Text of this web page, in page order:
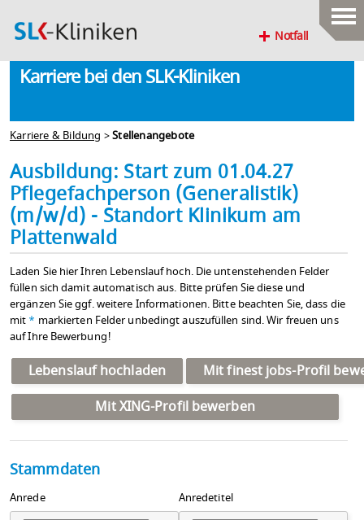
Notfall
Karriere bei den SLK-Kliniken
Karriere & Bildung >Stellenangebote
Ausbildung: Start zum 01.04.27
Pflegefachperson (Generalistik)
(m/w/d) - Standort Klinikum am
Plattenwald
Laden Sie hier Ihren Lebenslauf hoch. Die untenstehenden Felder
füllen sich damit automatisch aus. Bitte prüfen Sie diese und
ergänzen Sie ggf. weitere Informationen. Bitte beachten Sie, dass die
mit * markierten Felder unbedingt auszufüllen sind. Wir freuen uns
auf Ihre Bewerbung!
Lebenslauf hochladen
Mit finest jobs-Profil
Mit XING-Profil bewerben
Stammdaten
Anrede Anredetitel